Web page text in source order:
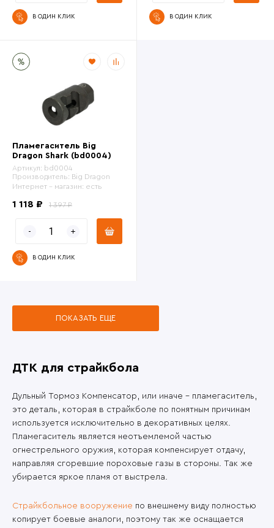
В ОДИН КЛИК В ОДИН КЛИК
Пламегаситель Big
Dragon Shark (bd0004)
Артикул: bd0004
Производитель: Big Dragon
Интернет - магазин: есть
1 397 ₽
1 118 ₽
В ОДИН КЛИК
ПОКАЗАТЬ ЕЩЕ
ДТК для страйкбола
Дульный Тормоз Компенсатор, или иначе – пламегаситель,
это деталь, которая в страйкболе по понятным причинам
используется исключительно в декоративных целях.
Пламегаситель является неотъемлемой частью
огнестрельного оружия, которая компенсирует отдачу,
направляя сгоревшие пороховые газы в стороны. Так же
убирается яркое пламя от выстрела.
Страйкбольное вооружение по внешнему виду полностью
копирует боевые аналоги, поэтому так же оснащается